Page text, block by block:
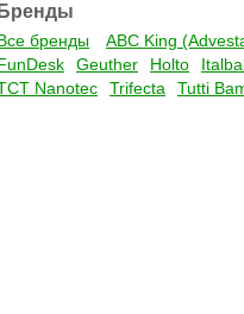
Бренды
бренды
ABC King
Geuther Holto
Nanotec
Trifecta Tutti